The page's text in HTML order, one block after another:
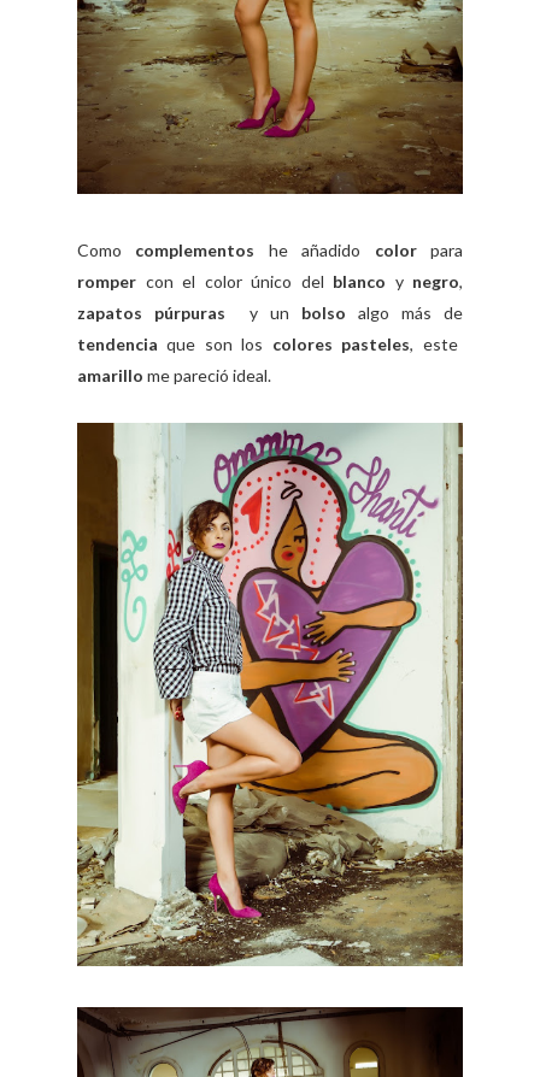
Como complementos he añadido colorpara
romper con el color único del blanco y negro,
zapatos púrpuras
y un bolso algo más de
tendenciaque son los colores pasteles, este
amarillo me pareció ideal.